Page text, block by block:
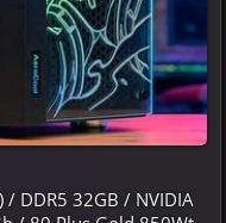
DDR5 32GB / NVIDIA